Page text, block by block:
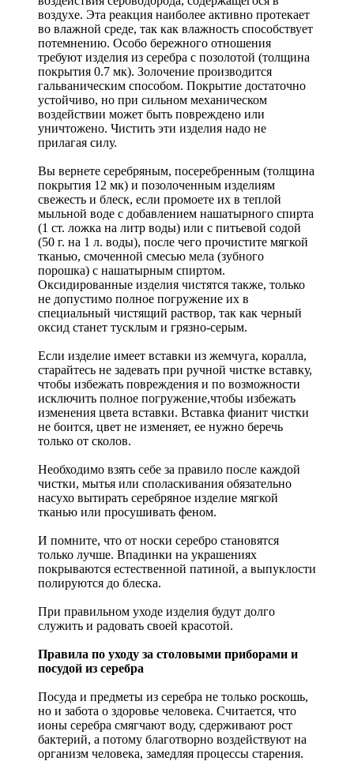
воздухе. Эта реакция наиболее активно протекает
во влажной среде, так как влажность способствует
потемнению. Особо бережного отношения
требуют изделия из серебра с позолотой (толщина
покрытия 0.7 мк). Золочение производится
гальваническим способом. Покрытие достаточно
устойчиво, но при сильном механическом
воздействии может быть повреждено или
уничтожено. Чистить эти изделия надо не
прилагая силу.
Вы вернете серебряным, посеребренным (толщина
покрытия 12 мк) и позолоченным изделиям
свежесть и блеск, если промоете их в теплой
мыльной воде с добавлением нашатырного спирта
(1 ст. ложка на литр воды) или с питьевой содой
(50 г. на 1 л. воды), после чего прочистите мягкой
тканью, смоченной смесью мела (зубного
порошка) с нашатырным спиртом.
Оксидированные изделия чистятся также, только
не допустимо полное погружение их в
специальный чистящий раствор, так как черный
оксид станет тусклым и грязно-серым.
Если изделие имеет вставки из жемчуга, коралла,
старайтесь не задевать при ручной чистке вставку,
чтобы избежать повреждения и по возможности
исключить полное погружение,чтобы избежать
изменения цвета вставки. Вставка фианит чистки
не боится, цвет не изменяет, ее нужно беречь
только от сколов.
Необходимо взять себе за правило после каждой
чистки, мытья или споласкивания обязательно
насухо вытирать серебряное изделие мягкой
тканью или просушивать феном.
И помните, что от носки серебро становятся
только лучше. Впадинки на украшениях
покрываются естественной патиной, а выпуклости
полируются до блеска.
При правильном уходе изделия будут долго
служить и радовать своей красотой.
Правила по уходу за столовыми приборами и
посудой из серебра
Посуда и предметы из серебра не только роскошь,
но и забота о здоровье человека. Считается, что
ионы серебра смягчают воду, сдерживают рост
бактерий, а потому благотворно воздействуют на
организм человека, замедляя процессы старения.